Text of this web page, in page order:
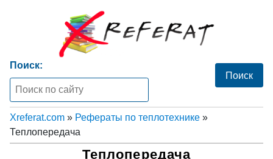
Поиск:
Xreferat.com » Рефераты по теплотехнике »
Теплопередача
Теплопередача